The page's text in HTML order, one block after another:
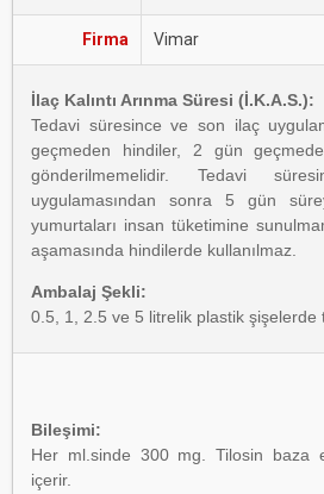
Firma Vimar
İlaç Kalıntı Arınma Süresi (İ.K.A.S.):
Tedavi süresince ve son ilaç
geçmeden hindiler, 2 gün
gönderilmemelidir. Tedavi
uygulamasından sonra 5 gün
yumurtaları insan tüketimine
aşamasında hindilerde kullanılmaz.
Ambalaj Şekli:
0.5, 1, 2.5 ve 5 litrelik plastik şişelerde
Bileşimi:
Her ml.sinde 300 mg. Tilosin baza
içerir.